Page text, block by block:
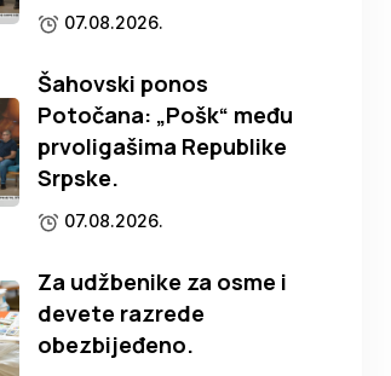
07.08.2026.
Šahovski ponos
Potočana: „Pošk“ među
prvoligašima Republike
Srpske.
07.08.2026.
Za udžbenike za osme i
devete razrede
obezbijeđeno.